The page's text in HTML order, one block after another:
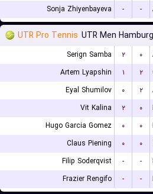
Sonja Zhiyenbayeva
- -
UTR Pro Tennis UTR Men Hamburg
Serign Samba ۲ ۰
Artem Lyapshin
۱ ۲
Eyal Shumilov
۰ ۲
Vit Kalina
۲ ۰
Hugo Garcia Gomez
۰ ۰
Claus Piening
۰ ۰
Filip Soderqvist
- -
Frazier Rengifo
- -